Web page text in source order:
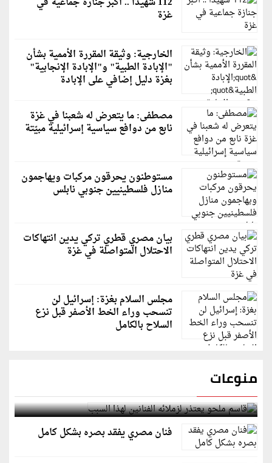
غزة
الخارجية: وثيقة المقررة الأممية بشأن
"الإبادة الطبية" و"الإبادة الإنجابية"
بغزة دليل إضافي على الإبادة
مصطفى: ما يتعرض له شعبنا في غزة
نابع من دوافع سياسية إسرائيلية مبيّتة
مستوطنون يحرقون مركبات ويهاجمون
منازل فلسطينيين جنوبي نابلس
بيان مصري قطري تركي يدين انتهاكات
الاحتلال المتواصلة في غزة
مجلس السلام بغزة: إسرائيل لن
تنسحب وراء الخط الأصفر قبل نزع
السلاح بالكامل
منوعات
قاسم ملحو يعتذر لزملائه الفنانين لهذا السبب
فنان مصري يفقد بصره بشكل كامل